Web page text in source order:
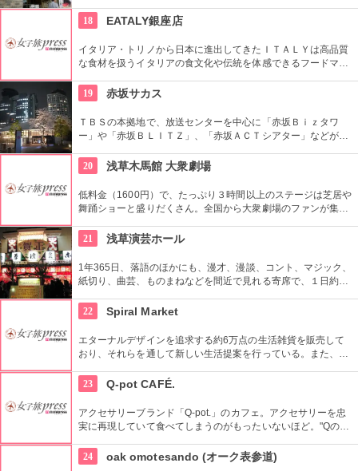
ず入ってみてはいかがでしょう。
18 EATALY銀座店
イタリア・トリノから日本に進出してきたＩＴＡＬＹは高品質
な食材を扱うイタリアの食文化や伝統を体感できるフードマー
堪能することもできます。
19 赤坂サカス
ＴＢＳの本拠地で、放送センターを中心に「赤坂Ｂｉｚタワ
ー」や「赤坂ＢＬＩＴＺ」、「赤坂ＡＣＴシアター」などが揃
20
浅草木馬館 大衆劇場
低料金（1600円）で、たっぷり３時間以上のステージは芝居や
舞踊ショーと盛りだくさん。全国から大衆劇場のファンが集ま
りが飛ぶ。
21 浅草演芸ホール
1年365日、落語のほかにも、漫才、漫談、コント、マジック、
紙切り、曲芸、ものまねなどを間近で見れる寄席で、１日約４
由席。
22 Spiral Market
エターナルデザインを追求する約6万点の生活雑貨を販売して
おり、それらを通して新しい生活提案を行っている。また、買
利用もおすすめ。
23 Q-pot CAFÉ.
アクセサリーブランド「Q-pot.」のカフェ。アクセサリーを忠
実に再現していて食べてしまうのがもったいないほど。"Qの部
24
oak omotesando (オーク表参道)